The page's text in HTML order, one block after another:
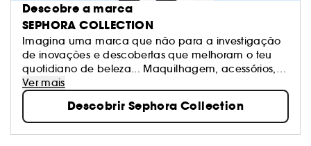
Descobre a marca
SEPHORA COLLECTION
Imagina uma marca que não para a investigação
de inovações e descobertas que melhoram o teu
quotidiano de beleza... Maquilhagem, acessórios,
banho e tratamento: Sephora Collection oferece
produtos excitantes, texturas e cores. Os nossos
produtos estão na vanguarda das tendências e são
sempre de qualidade. Sê livre para criares os teus
próprios visuais e mudar quando te apetecer!
Ver mais
Descobrir Sephora Collection